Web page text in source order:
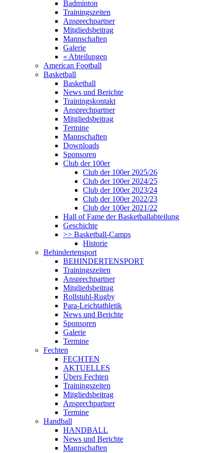
Badminton
Trainingszeiten
Ansprechpartner
Mitgliedsbeitrag
Mannschaften
Galerie
« Abteilungen
American Football
Basketball
Basketball
News und Berichte
Trainingskontakt
Ansprechpartner
Mitgliedsbeitrag
Termine
Mannschaften
Downloads
Sponsoren
Club der 100er
Club der 100er 2025/26
Club der 100er 2024/25
Club der 100er 2023/24
Club der 100er 2022/23
Club der 100er 2021/22
Hall of Fame der Basketballabteilung
Geschichte
>> Basketball-Camps
Historie
Behindertensport
BEHINDERTENSPORT
Trainingszeiten
Ansprechpartner
Mitgliedsbeitrag
Rollstuhl-Rugby
Para-Leichtathletik
News und Berichte
Sponsoren
Galerie
Termine
Fechten
FECHTEN
AKTUELLES
Übers Fechten
Trainingszeiten
Mitgliedsbeitrag
Ansprechpartner
Termine
Handball
HANDBALL
News und Berichte
Mannschaften